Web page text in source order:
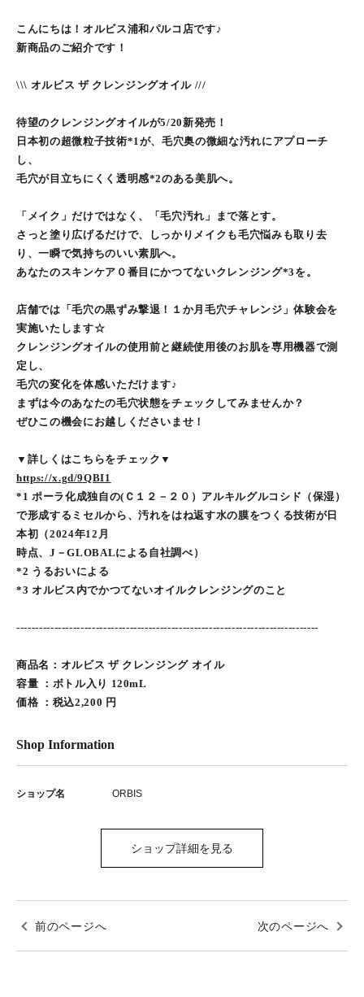
こんにちは！オルビス浦和パルコ店です♪
新商品のご紹介です！
\\\ オルビス ザ クレンジングオイル ///
待望のクレンジングオイルが5/20新発売！
日本初の超微粒子技術*1が、毛穴奥の微細な汚れにアプローチ
し、
毛穴が目立ちにくく透明感*2のある美肌へ。
「メイク」だけではなく、「毛穴汚れ」まで落とす。
さっと塗り広げるだけで、しっかりメイクも毛穴悩みも取り去
り、一瞬で気持ちのいい素肌へ。
あなたのスキンケア０番目にかつてないクレンジング*3を。
店舗では「毛穴の黒ずみ撃退！１か月毛穴チャレンジ」体験会を
実施いたします☆
クレンジングオイルの使用前と継続使用後のお肌を専用機器で測
定し、
毛穴の変化を体感いただけます♪
まずは今のあなたの毛穴状態をチェックしてみませんか？
ぜひこの機会にお越しくださいませ！
▼詳しくはこちらをチェック▼
https://x.gd/9QBI1
*1 ポーラ化成独自の(Ｃ１２－２０）アルキルグルコシド（保湿）
で形成するミセルから、汚れをはね返す水の膜をつくる技術が日
本初（2024年12月
時点、J－GLOBALによる自社調べ）
*2 うるおいによる
*3 オルビス内でかつてないオイルクレンジングのこと
--------------------------------------------------------------------------------
商品名：オルビス ザ クレンジング オイル
容量 ：ボトル入り 120mL
価格 ：税込2,200 円
Shop Information
ショップ名 ORBIS
ショップ詳細を見る
前のページへ 次のページへ